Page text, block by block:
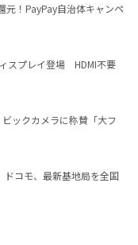
元！PayPay自治体キャンペ
スプレイ登場 HDMI不要
ックカメラに称賛「大フ
コモ、最新基地局を全国